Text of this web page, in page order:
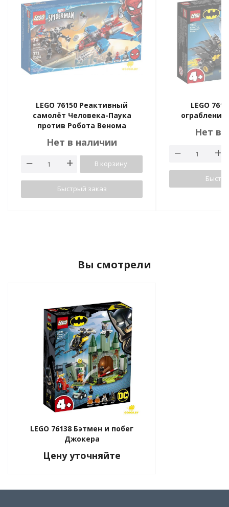
LEGO 76150 Реактивный
самолёт Человека-Паука
против Робота Венома
Нет в наличии
В корзину
Быстрый заказ
LEGO
Нет в
Вы смотрели
LEGO 76138 Бэтмен и побег
Джокера
Цену уточняйте